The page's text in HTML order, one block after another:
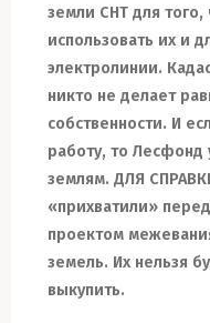
земли СНТ для
использовать их и
электролинии.
никто не делает
собственности. И
работу, то Лесфонд
землям. ДЛЯ
«прихватили»
проектом
земель. Их нельзя
выкупить.